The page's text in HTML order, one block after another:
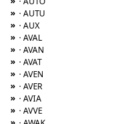
» · AUTU
» · AUX
» · AVAL
» · AVAN
» · AVAT
» · AVEN
» · AVER
» · AVIA
» · AVVE